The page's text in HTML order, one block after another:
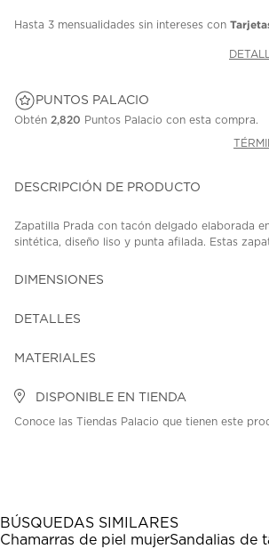
Hasta 3 mensualidades sin intereses con
PUNTOS PALACIO
Obtén 2,820 Puntos Palacio con esta compra.
DESCRIPCIÓN DE PRODUCTO
Zapatilla Prada con tacón delgado elaborada
sintética, diseño liso y punta afilada. Estas
DIMENSIONES
DETALLES
MATERIALES
DISPONIBLE EN TIENDA
Conoce las Tiendas Palacio que tienen este
BÚSQUEDAS SIMILARES
Chamarras de piel mujerSandalias de